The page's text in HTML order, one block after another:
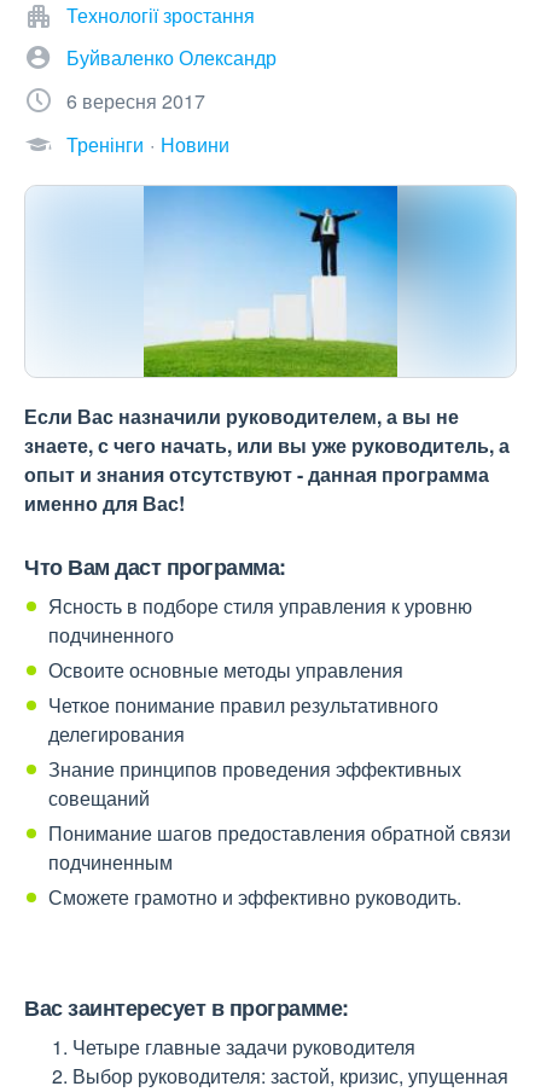
Технології зростання
Буйваленко Олександр
6 вересня 2017
Тренінги
Новини
Если Вас назначили руководителем, а вы не
знаете, с чего начать, или вы уже руководитель, а
опыт и знания отсутствуют - данная программа
именно для Вас!
Что Вам даст программа:
Ясность в подборе стиля управления к уровню
подчиненного
Освоите основные методы управления
Четкое понимание правил результативного
делегирования
Знание принципов проведения эффективных
совещаний
Понимание шагов предоставления обратной связи
подчиненным
Сможете грамотно и эффективно руководить.
Вас заинтересует в программе:
Четыре главные задачи руководителя
Выбор руководителя: застой, кризис, упущенная